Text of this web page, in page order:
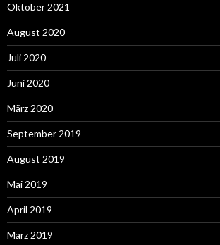
Oktober 2021
August 2020
Juli 2020
Juni 2020
März 2020
September 2019
August 2019
Mai 2019
April 2019
März 2019